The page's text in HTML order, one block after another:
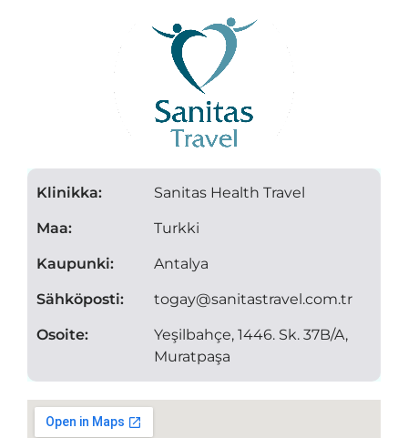
Klinikka:
Maa:
Kaupunki:
Sähköposti:
Osoite:
Sanitas Health Travel
Turkki
Antalya
togay@sanitastravel.com.tr
Yeşilbahçe, 1446. Sk. 37B/A,
Muratpaşa